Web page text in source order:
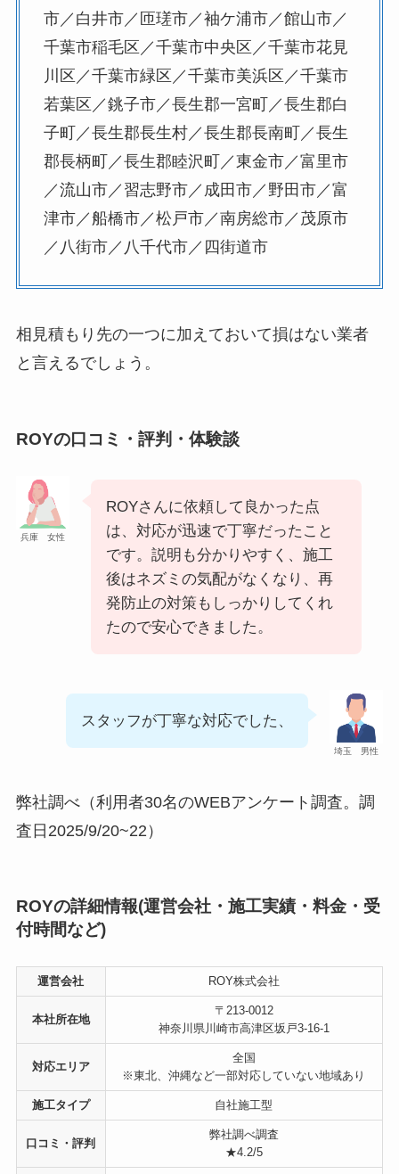
市／白井市／匝瑳市／袖ケ浦市／館山市／
千葉市稲毛区／千葉市中央区／千葉市花見
川区／千葉市緑区／千葉市美浜区／千葉市
若葉区／銚子市／長生郡一宮町／長生郡白
子町／長生郡長生村／長生郡長南町／長生
郡長柄町／長生郡睦沢町／東金市／富里市
／流山市／習志野市／成田市／野田市／富
津市／船橋市／松戸市／南房総市／茂原市
／八街市／八千代市／四街道市
相見積もり先の一つに加えておいて損はない業者
と言えるでしょう。
ROYの口コミ・評判・体験談
兵庫 女性
ROYさんに依頼して良かった点
は、対応が迅速で丁寧だったこと
です。説明も分かりやすく、施工
後はネズミの気配がなくなり、再
発防止の対策もしっかりしてくれ
たので安心できました。
埼玉 男性
スタッフが丁寧な対応でした、
弊社調べ（利用者30名のWEBアンケート調査。調
査日2025/9/20~22）
ROYの詳細情報(運営会社・施工実績・料金・受
付時間など)
運営会社 ROY株式会社
本社所在地
〒213-0012
神奈川県川崎市高津区坂戸3-16-1
対応エリア
全国
※東北、沖縄など一部対応していない地域あり
施工タイプ 自社施工型
口コミ・評判
弊社調べ調査
★4.2/5